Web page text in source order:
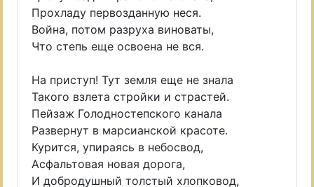
Прохладу первозданную неся.
Война, потом разруха виноваты,
Что степь еще освоена не вся.
На приступ! Тут земля еще не знала
Такого взлета стройки и страстей.
Пейзаж Голодностепского канала
Развернут в марсианской красоте.
Курится, упираясь в небосвод,
Асфальтовая новая дорога,
И добродушный толстый хлопковод,